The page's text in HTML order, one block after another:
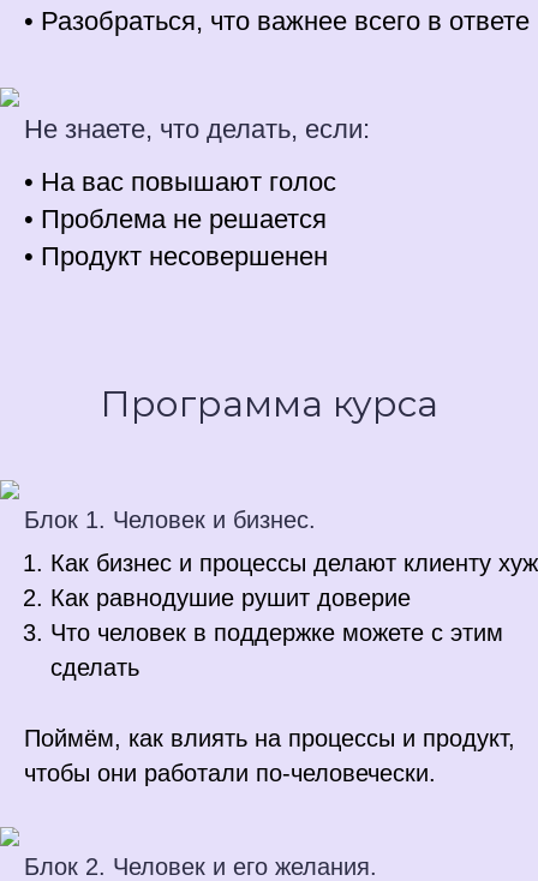
• Разобраться, что важнее всего в ответе
Не знаете, что делать, если:
• На вас повышают голос
• Проблема не решается
• Продукт несовершенен
Программа курса
Блок 1. Человек и бизнес.
Как бизнес и процессы делают клиенту
Как равнодушие рушит доверие
Что человек в поддержке можете с этим
сделать
Поймём, как влиять на процессы и продукт,
чтобы они работали по-человечески.
Блок 2. Человек и его желания.